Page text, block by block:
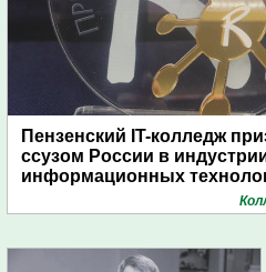
Пензенский IT-колледж
ссузом России в
информационных